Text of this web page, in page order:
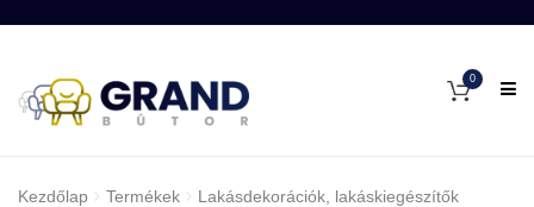
0
Kezdőlap Termékek
Lakásdekorációk, lakáskiegészítők